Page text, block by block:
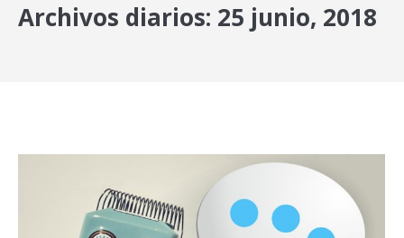
Archivos diarios: 25 junio, 2018